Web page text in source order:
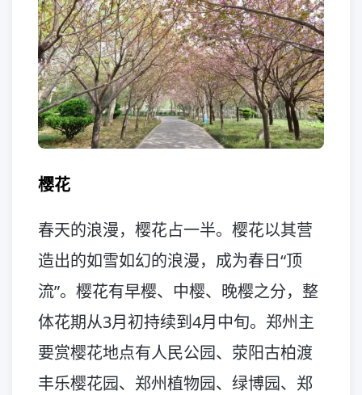
樱花
春天的浪漫，樱花占一半。樱花以其营
造出的如雪如幻的浪漫，成为春日“顶
流”。樱花有早樱、中樱、晚樱之分，整
体花期从3月初持续到4月中旬。郑州主
要赏樱花地点有人民公园、荥阳古柏渡
丰乐樱花园、郑州植物园、绿博园、郑